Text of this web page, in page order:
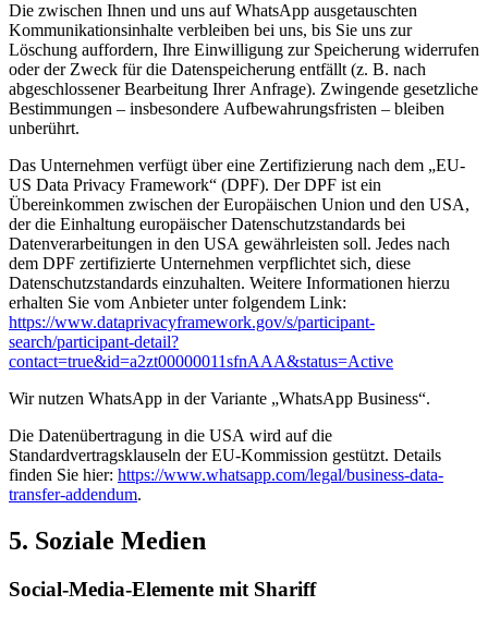
Die zwischen Ihnen und uns auf WhatsApp ausgetauschten
Kommunikationsinhalte verbleiben bei uns, bis Sie uns zur
Löschung auffordern, Ihre Einwilligung zur Speicherung widerrufen
oder der Zweck für die Datenspeicherung entfällt (z. B. nach
abgeschlossener Bearbeitung Ihrer Anfrage). Zwingende gesetzliche
Bestimmungen – insbesondere Aufbewahrungsfristen – bleiben
unberührt.
Das Unternehmen verfügt über eine Zertifizierung nach dem „EU-
US Data Privacy Framework“ (DPF). Der DPF ist ein
Übereinkommen zwischen der Europäischen Union und den USA,
der die Einhaltung europäischer Datenschutzstandards bei
Datenverarbeitungen in den USA gewährleisten soll. Jedes nach
dem DPF zertifizierte Unternehmen verpflichtet sich, diese
Datenschutzstandards einzuhalten. Weitere Informationen hierzu
erhalten Sie vom Anbieter unter folgendem Link:
https://www.dataprivacyframework.gov/s/participant-
search/participant-detail?
contact=true&id=a2zt00000011sfnAAA&status=Active
Wir nutzen WhatsApp in der Variante „WhatsApp Business“.
Die Datenübertragung in die USA wird auf die
Standardvertragsklauseln der EU-Kommission gestützt. Details
finden Sie hier: https://www.whatsapp.com/legal/business-data-
transfer-addendum.
5. Soziale Medien
Social-Media-Elemente mit Shariff